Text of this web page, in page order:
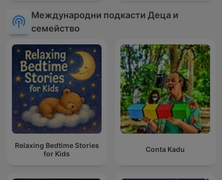
Международни подкасти Деца и
семейство
Relaxing Bedtime Stories
for Kids
Conta Kadu